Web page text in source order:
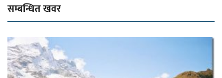
सम्बन्धित खवर